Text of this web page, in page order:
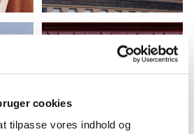
cookies
tilpasse vores indhold og